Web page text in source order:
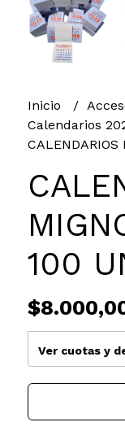
Inicio
Calendarios
CALENDARIOS
100
Ver cuotas y